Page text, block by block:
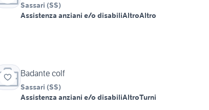
Sassari (SS)
Assistenza anziani e/o disabiliAltroAltro
Badante colf
Sassari (SS)
Assistenza anziani e/o disabiliAltroTurni